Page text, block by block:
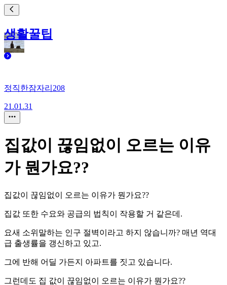
생활꿀팁
정직한잠자리208
21.01.31
집값이 끊임없이 오르는 이유
가 뭔가요??
집값이 끊임없이 오르는 이유가 뭔가요??
집값 또한 수요와 공급의 법칙이 작용할 거 같은데.
요새 소위말하는 인구 절벽이라고 하지 않습니까? 매년 역대
급 출생률을 갱신하고 있고.
그에 반해 어딜 가든지 아파트를 짓고 있습니다.
그런데도 집 값이 끊임없이 오르는 이유가 뭔가요??